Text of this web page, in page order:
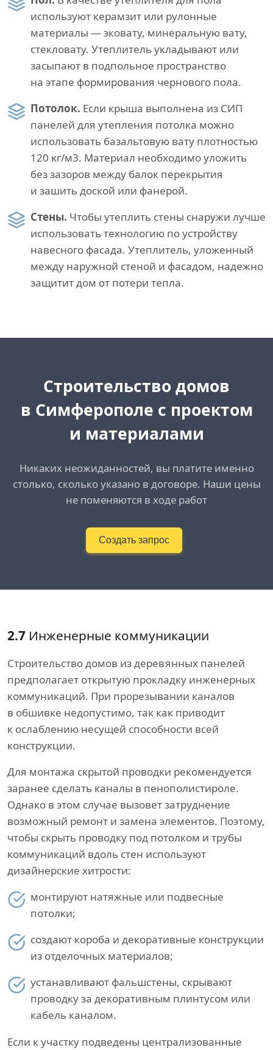
используют керамзит или рулонные
материалы — эковату, минеральную вату,
стекловату. Утеплитель укладывают или
засыпают в подпольное пространство
на этапе формирования чернового пола.
Потолок. Если крыша выполнена из СИП
панелей для утепления потолка можно
использовать базальтовую вату плотностью
120 кг/м3. Материал необходимо уложить
без зазоров между балок перекрытия
и зашить доской или фанерой.
Стены. Чтобы утеплить стены снаружи лучше
использовать технологию по устройству
навесного фасада. Утеплитель, уложенный
между наружной стеной и фасадом, надежно
защитит дом от потери тепла.
Cтроительство домов
в Симферополе с проектом
и материалами
Никаких неожиданностей, вы платите именно
столько, сколько указано в договоре. Наши цены
не поменяются в ходе работ
Создать запрос
2.7 Инженерные коммуникации
Строительство домов из деревянных панелей
предполагает открытую прокладку инженерных
коммуникаций. При прорезывании каналов
в обшивке недопустимо, так как приводит
к ослаблению несущей способности всей
конструкции.
Для монтажа скрытой проводки рекомендуется
заранее сделать каналы в пенополистироле.
Однако в этом случае вызовет затруднение
возможный ремонт и замена элементов. Поэтому,
чтобы скрыть проводку под потолком и трубы
коммуникаций вдоль стен используют
дизайнерские хитрости:
монтируют натяжные или подвесные
потолки;
создают короба и декоративные конструкции
из отделочных материалов;
устанавливают фальшстены, скрывают
проводку за декоративным плинтусом или
кабель каналом.
Если к участку подведены централизованные